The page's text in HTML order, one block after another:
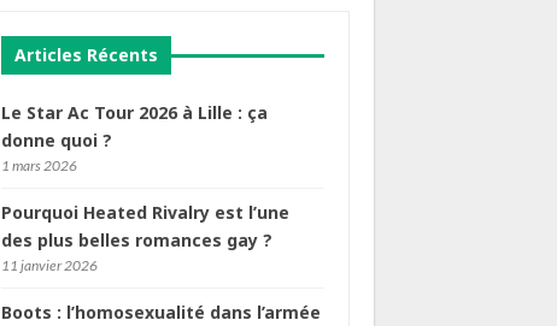
Articles Récents
Le Star Ac Tour 2026 à Lille : ça
donne quoi ?
1 mars 2026
Pourquoi Heated Rivalry est l’une
des plus belles romances gay ?
11 janvier 2026
Boots : l’homosexualité dans l’armée